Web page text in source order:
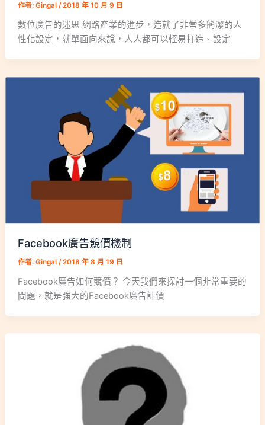
作者: Gingal /2018 年 10 月 9 日
數位廣告的迷思 網路產業的進步，造就了非常多簡潔的人
性化設定，就單面向來說，人人都可以輕易打造、設定
Facebook廣告競價機制
作者: Gingal /2018 年 8 月 19 日
Facebook廣告如何競價？ 今天我們來探討一個非常重要的
問題，就是強大的Facebook廣告計價